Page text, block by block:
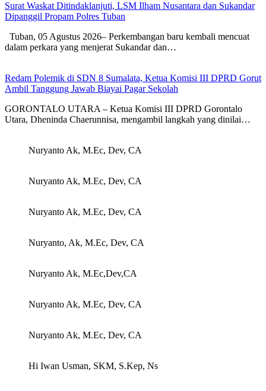
Surat Waskat Ditindaklanjuti, LSM Ilham Nusantara dan Sukandar
Dipanggil Propam Polres Tuban
Tuban, 05 Agustus 2026– Perkembangan baru kembali mencuat
dalam perkara yang menjerat Sukandar dan…
Redam Polemik di SDN 8 Sumalata, Ketua Komisi III DPRD Gorut
Ambil Tanggung Jawab Biayai Pagar Sekolah
GORONTALO UTARA – Ketua Komisi III DPRD Gorontalo
Utara, Dheninda Chaerunnisa, mengambil langkah yang dinilai…
Nuryanto Ak, M.Ec, Dev, CA
Nuryanto Ak, M.Ec, Dev, CA
Nuryanto Ak, M.Ec, Dev, CA
Nuryanto, Ak, M.Ec, Dev, CA
Nuryanto Ak, M.Ec,Dev,CA
Nuryanto Ak, M.Ec, Dev, CA
Nuryanto Ak, M.Ec, Dev, CA
Hi Iwan Usman, SKM, S.Kep, Ns